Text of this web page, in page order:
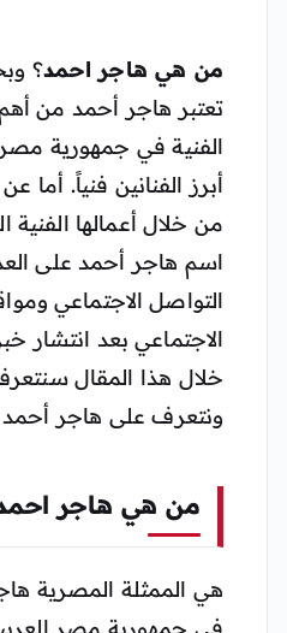
من هي هاجر احمد؟
تعتبر هاجر أحمد من
الفنية في جمهورية
أبرز الفنانين فنياً. أما
من خلال أعمالها الفنية
اسم هاجر أحمد على
التواصل الاجتماعي
الاجتماعي بعد انتشار
خلال هذا المقال
ونتعرف على هاجر أحمد
من هي هاجر
هي الممثلة المصرية
في جمهورية مصر